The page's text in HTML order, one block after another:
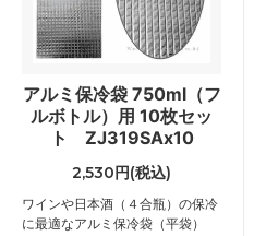
アルミ保冷袋 750ml（フ
ルボトル）用 10枚セッ
ト ZJ319SAx10
2,530円(税込)
ワインや日本酒（４合瓶）の保冷
に最適なアルミ保冷袋（平袋）